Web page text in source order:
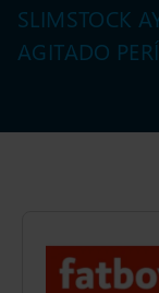
SLIMSTOCK
AGITADO